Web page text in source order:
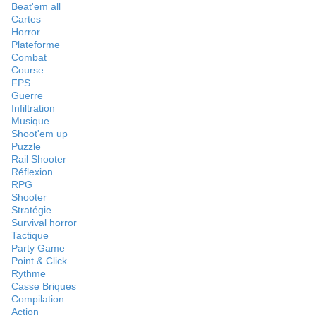
Beat'em all
Cartes
Horror
Plateforme
Combat
Course
FPS
Guerre
Infiltration
Musique
Shoot'em up
Puzzle
Rail Shooter
Réflexion
RPG
Shooter
Stratégie
Survival horror
Tactique
Party Game
Point & Click
Rythme
Casse Briques
Compilation
Action